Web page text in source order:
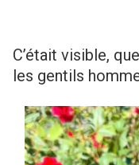
C’était visible,
les gentils